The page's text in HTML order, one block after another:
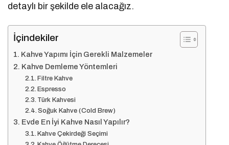
detaylı bir şekilde ele alacağız.
İçindekiler
Kahve Yapımı İçin Gerekli Malzemeler
Kahve Demleme Yöntemleri
Filtre Kahve
Espresso
Türk Kahvesi
Soğuk Kahve (Cold Brew)
Evde En İyi Kahve Nasıl Yapılır?
Kahve Çekirdeği Seçimi